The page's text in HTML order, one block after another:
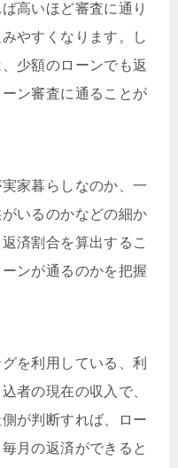
高いほど審査に通り
やすくなります。し
少額のローンでも返
ン審査に通ることが
家暮らしなのか、一
いるのかなどの細か
済割合を算出するこ
ンが通るのかを把握
を利用している、利
者の現在の収入で、
が判断すれば、ロー
月の返済ができると